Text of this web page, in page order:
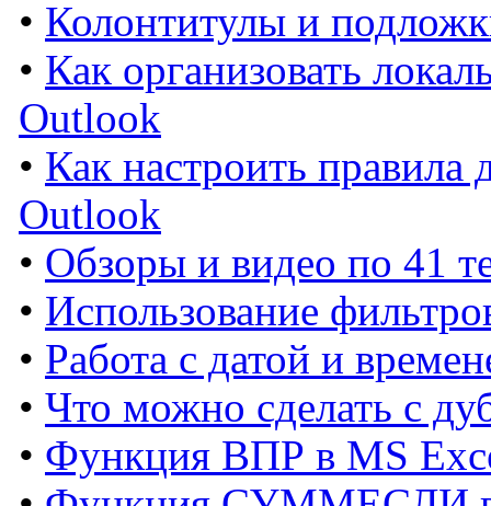
• Колонтитулы и
• Как организовать
Outlook
• Как настроить
Outlook
• Обзоры и видео по 41
• Использование
• Работа с датой и
• Что можно сделать с
• Функция ВПР в MS